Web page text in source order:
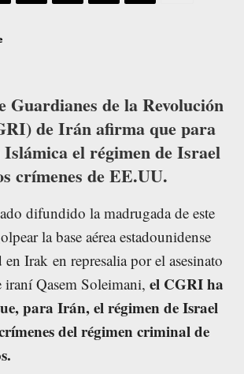
Guardianes de la Revolución
de Irán afirma que para
el régimen de Israel
crímenes de EE.UU.
difundido la madrugada de este
la base aérea estadounidense
Irak en represalia por el asesinato
iraní Qasem Soleimani, el CGRI ha
para Irán, el régimen de Israel
del régimen criminal de